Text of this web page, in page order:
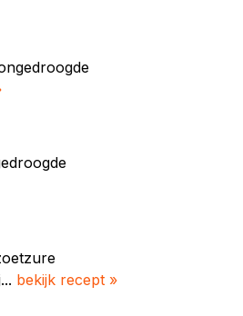
bekijk recept »